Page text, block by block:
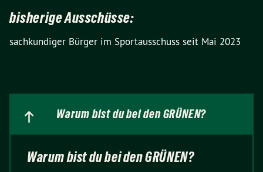
bisherige Ausschüsse:
sachkundiger Bürger im Sportausschuss seit Mai 2023
Warum bist du bei den GRÜNEN?
Warum bist du bei den GRÜNEN?